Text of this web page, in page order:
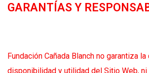
GARANTÍAS Y
Fundación Cañada Blanch no garantiza
disponibilidad y utilidad del Sitio Web,